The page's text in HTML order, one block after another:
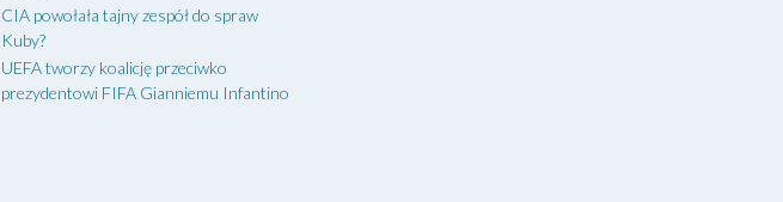
CIA powołała tajny zespół do spraw
Kuby?
UEFA tworzy koalicję przeciwko
prezydentowi FIFA Gianniemu Infantino